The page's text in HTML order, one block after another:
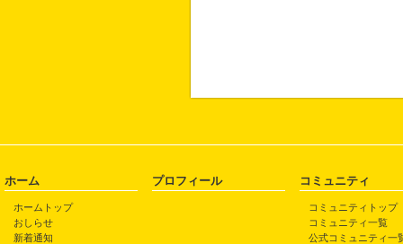
ホーム
ホームトップ
おしらせ
新着通知
プロフィール コミュニティ
コミュニティトップ
コミュニティ一覧
公式コミュニティ一